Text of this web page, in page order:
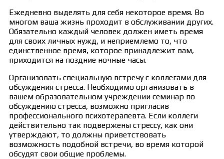
Ежедневно выделять для себя некоторое время. Во
многом ваша жизнь проходит в обслуживании других.
Обязательно каждый человек должен иметь время
для своих личных нужд, и неприемлемо то, что
единственное время, которое принадлежит вам,
приходится на поздние ночные часы.
Организовать специальную встречу с коллегами для
обсуждения стресса. Необходимо организовать в
вашем образовательном учреждении семинар по
обсуждению стресса, возможно пригласив
профессионального психотерапевта. Если коллеги
действительно так подвержены стрессу, как они
утверждают, то должны приветствовать
возможность подобной встречи, во время которой
обсудят свои общие проблемы.